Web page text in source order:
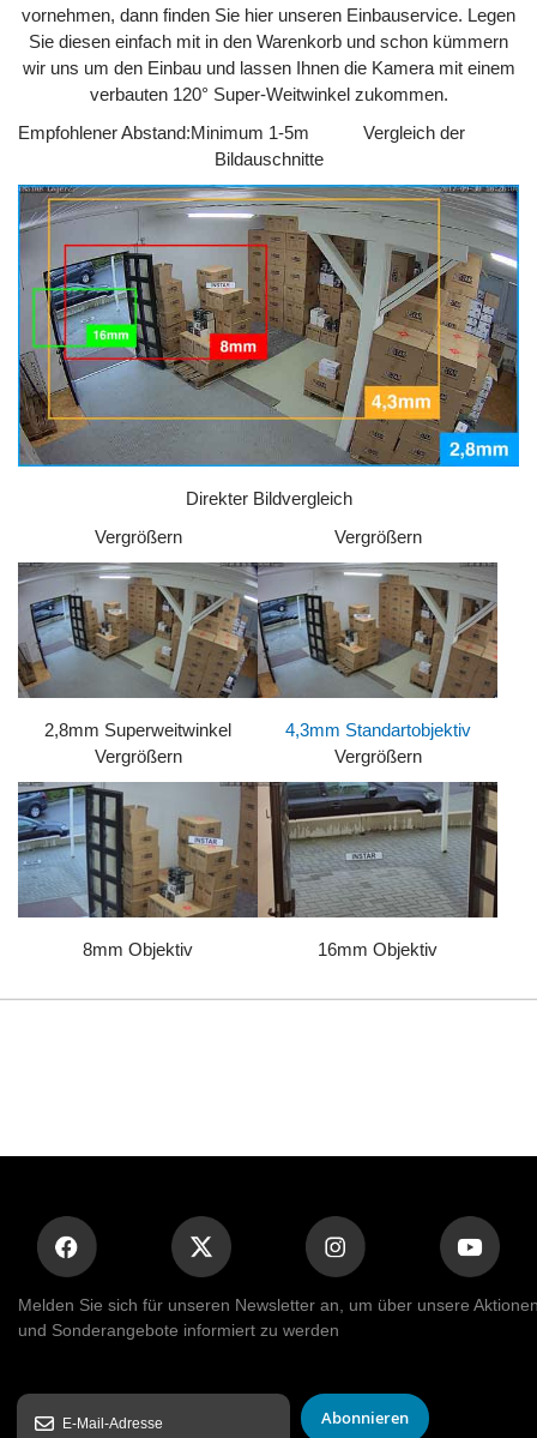
vornehmen, dann finden Sie hier unseren Einbauservice. Legen
Sie diesen einfach mit in den Warenkorb und schon kümmern
wir uns um den Einbau und lassen Ihnen die Kamera mit einem
verbauten 120° Super-Weitwinkel zukommen.
Empfohlener Abstand:Minimum 1-5m
Vergleich der
Bildauschnitte
Direkter Bildvergleich
Vergrößern
2,8mm Superweitwinkel
Vergrößern
4,3mm Standartobjektiv
Vergrößern
8mm Objektiv
Vergrößern
16mm Objektiv
Melden Sie sich für unseren Newsletter an, um über unsere
und Sonderangebote informiert zu werden
Abonnieren